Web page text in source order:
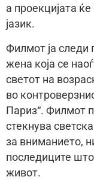
а проекцијата
јазик.
Филмот ја следи
жена која се
светот на
во
Париз“. Филмот
стекнува
за вниманието,
последиците
живот.